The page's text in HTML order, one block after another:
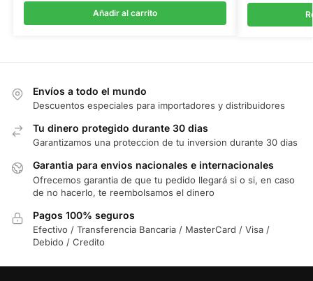
Añadir al carrito
Envíos a todo el mundo
Descuentos especiales para importadores y distribuidores
Tu dinero protegido durante 30 dias
Garantizamos una proteccion de tu inversion durante 30 dias
Garantia para envios nacionales e internacionales
Ofrecemos garantia de que tu pedido llegará si o si, en caso
de no hacerlo, te reembolsamos el dinero
Pagos 100% seguros
Efectivo / Transferencia Bancaria / MasterCard / Visa /
Debido / Credito